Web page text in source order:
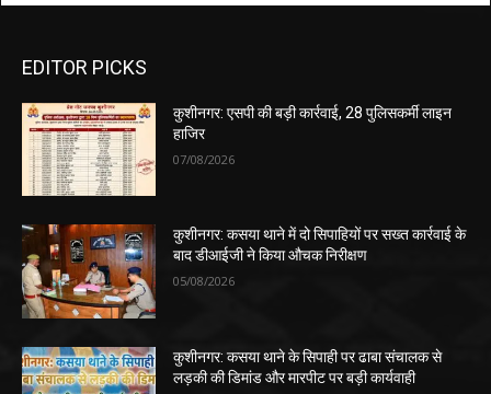
EDITOR PICKS
कुशीनगर: एसपी की बड़ी कार्रवाई, 28 पुलिसकर्मी लाइन
हाजिर
07/08/2026
कुशीनगर: कसया थाने में दो सिपाहियों पर सख्त कार्रवाई के
बाद डीआईजी ने किया औचक निरीक्षण
05/08/2026
कुशीनगर: कसया थाने के सिपाही पर ढाबा संचालक से
लड़की की डिमांड और मारपीट पर बड़ी कार्यवाही